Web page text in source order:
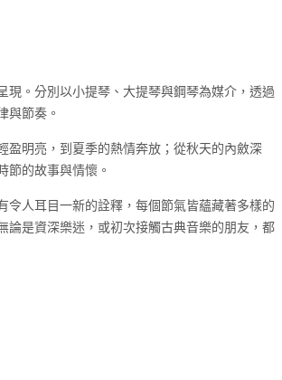
。分別以小提琴、大提琴與鋼琴為媒介，透過
與節奏。
盈明亮，到夏季的熱情奔放；從秋天的內斂深
節的故事與情懷。
人耳目一新的詮釋，每個節氣皆蘊藏著多樣的
論是資深樂迷，或初次接觸古典音樂的朋友，都